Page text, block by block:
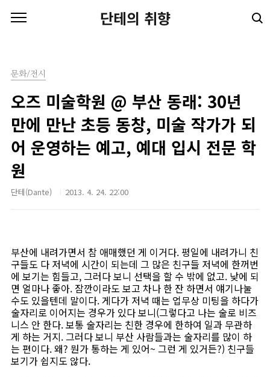
단테의 취향
문화/전시
오즈 미술학원 @ 부산 동래: 30년
만에 만난 초등 동창, 미술 작가가 되
어 운영하는 예고, 예대 입시 전문 학
원
단테(Dante) 2013. 4. 24. 22:00
부산에 내려가면서 참 애매했던 게 이거다. 평일에 내려가니 친
구들도 다 저녁에 시간이 되는데 그 많은 친구들 저녁에 한꺼번
에 보기는 힘들고, 그러다 보니 선택을 할 수 밖에 없고. 낮에 되
면 얼마나 좋아. 잠깐이라도 보고 차나 한 잔 하면서 얘기나눌
수도 있을텐데 말이다. 게다가 저녁 때는 업무상 미팅을 하다가
술자리로 이어지는 경우가 있다 보니(그렇다고 나는 술로 비즈
니스 안 한다. 보통 술자리는 친한 경우에 한하여 일과 무관하
게 하는 거지. 그러다 보니 부산 사람들과는 술자리를 많이 하
는 편이다. 왜? 뭔가 통하는 게 있어~ 그런 게 있거든?) 친구들
보기가 쉽지도 않다.